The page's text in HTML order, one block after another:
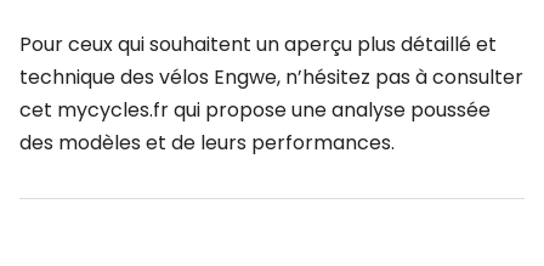
Pour ceux qui souhaitent un aperçu plus détaillé et
technique des vélos Engwe, n’hésitez pas à consulter
cet mycycles.fr qui propose une analyse poussée
des modèles et de leurs performances.